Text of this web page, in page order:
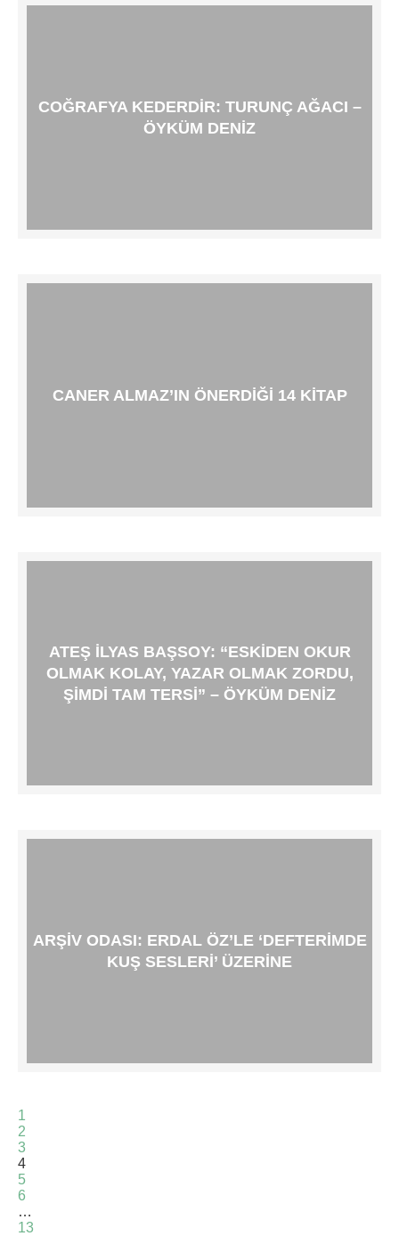
COĞRAFYA KEDERDIR: TURUNÇ AĞACI –
ÖYKÜM DENIZ
CANER ALMAZ’IN ÖNERDIĞI 14 KITAP
ATEŞ İLYAS BAŞSOY: “ESKIDEN OKUR
OLMAK KOLAY, YAZAR OLMAK ZORDU,
ŞIMDI TAM TERSI” – ÖYKÜM DENIZ
ARŞIV ODASI: ERDAL ÖZ’LE ‘DEFTERIMDE
KUŞ SESLERI’ ÜZERINE
1
2
3
4
5
6
…
13